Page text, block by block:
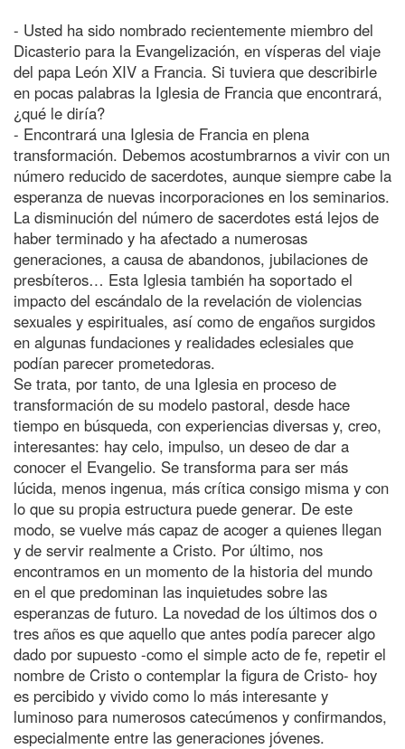
- Usted ha sido nombrado recientemente miembro del
Dicasterio para la Evangelización, en vísperas del viaje
del papa León XIV a Francia. Si tuviera que describirle
en pocas palabras la Iglesia de Francia que encontrará,
¿qué le diría?
- Encontrará una Iglesia de Francia en plena
transformación. Debemos acostumbrarnos a vivir con un
número reducido de sacerdotes, aunque siempre cabe la
esperanza de nuevas incorporaciones en los seminarios.
La disminución del número de sacerdotes está lejos de
haber terminado y ha afectado a numerosas
generaciones, a causa de abandonos, jubilaciones de
presbíteros… Esta Iglesia también ha soportado el
impacto del escándalo de la revelación de violencias
sexuales y espirituales, así como de engaños surgidos
en algunas fundaciones y realidades eclesiales que
podían parecer prometedoras.
Se trata, por tanto, de una Iglesia en proceso de
transformación de su modelo pastoral, desde hace
tiempo en búsqueda, con experiencias diversas y, creo,
interesantes: hay celo, impulso, un deseo de dar a
conocer el Evangelio. Se transforma para ser más
lúcida, menos ingenua, más crítica consigo misma y con
lo que su propia estructura puede generar. De este
modo, se vuelve más capaz de acoger a quienes llegan
y de servir realmente a Cristo. Por último, nos
encontramos en un momento de la historia del mundo
en el que predominan las inquietudes sobre las
esperanzas de futuro. La novedad de los últimos dos o
tres años es que aquello que antes podía parecer algo
dado por supuesto -como el simple acto de fe, repetir el
nombre de Cristo o contemplar la figura de Cristo- hoy
es percibido y vivido como lo más interesante y
luminoso para numerosos catecúmenos y confirmandos,
especialmente entre las generaciones jóvenes.